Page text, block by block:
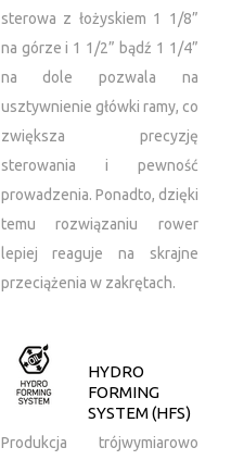
sterowa z łożyskiem 1 1/8”
na górze i 1 1/2” bądź 1 1/4”
na dole pozwala na
usztywnienie główki ramy, co
zwiększa precyzję
sterowania i pewność
prowadzenia. Ponadto, dzięki
temu rozwiązaniu rower
lepiej reaguje na skrajne
przeciążenia w zakrętach.
HYDRO
FORMING
SYSTEM (HFS)
Produkcja trójwymiarowo